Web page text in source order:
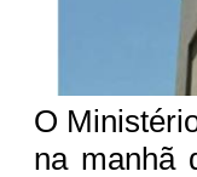
O
na manhã